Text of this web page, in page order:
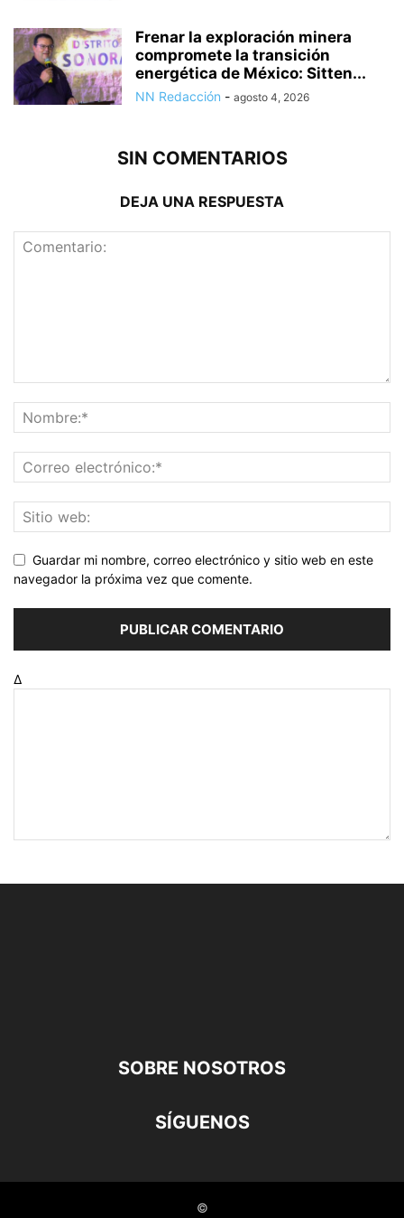
Frenar la exploración minera
compromete la transición
energética de México: Sitten...
NN Redacción - agosto 4, 2026
SIN COMENTARIOS
DEJA UNA RESPUESTA
Guardar mi nombre, correo electrónico y sitio web en este
navegador la próxima vez que comente.
Δ
SOBRE NOSOTROS
SÍGUENOS
©